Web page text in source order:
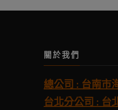
關於我們
總公司 : 台南市
台北分公司 : 台